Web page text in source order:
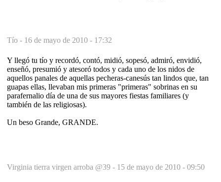
Tío - 16 de mayo de 2010 - 17:32
Y llegó tu tío y recordó, contó, midió, sopesó, admiró, envidió,
enseñó, presumió y atesoró todos y cada uno de los nidos de
aquellos panales de aquellas pecheras-canesús tan lindos que, tan
guapas ellas, llevaban mis primeras "primeras" sobrinas en su
parafernalio día de una de sus mayores fiestas familiares (y
también de las religiosas).
Un beso Grande, GRANDE.
Virginia tierra virgen arroba @39 - 15 de mayo de 2010 - 09:50